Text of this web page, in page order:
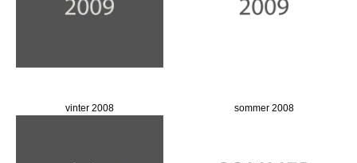
vinter 2008 sommer 2008